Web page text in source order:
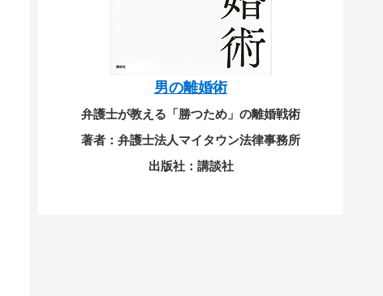
男の離婚術
弁護士が教える「勝つため」の離婚戦術
著者：弁護士法人マイタウン法律事務所
出版社：講談社